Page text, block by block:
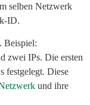
selben Netzwerk
ID.
Beispiel:
zwei IPs. Die ersten
festgelegt. Diese
und ihre